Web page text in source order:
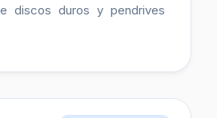
discos duros y pendrives